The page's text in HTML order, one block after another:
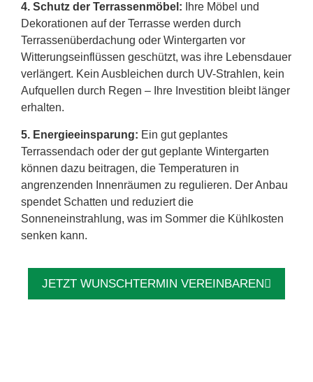
4. Schutz der Terrassenmöbel: Ihre Möbel und
Dekorationen auf der Terrasse werden durch
Terrassenüberdachung oder Wintergarten vor
Witterungseinflüssen geschützt, was ihre Lebensdauer
verlängert. Kein Ausbleichen durch UV-Strahlen, kein
Aufquellen durch Regen – Ihre Investition bleibt länger
erhalten.
5. Energieeinsparung: Ein gut geplantes
Terrassendach oder der gut geplante Wintergarten
können dazu beitragen, die Temperaturen in
angrenzenden Innenräumen zu regulieren. Der Anbau
spendet Schatten und reduziert die
Sonneneinstrahlung, was im Sommer die Kühlkosten
senken kann.
JETZT WUNSCHTERMIN VEREINBAREN